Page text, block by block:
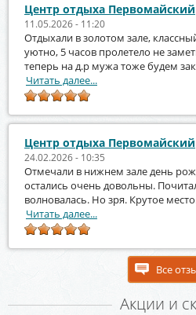
Центр отдыха Первомайский
11.05.2026 - 11:20
Отдыхали в золотом зале,
уютно, 5 часов пролетело не
теперь на д.р мужа тоже будем
Читать далее...
Центр отдыха Первомайский
24.02.2026 - 10:35
Отмечали в нижнем зале день
остались очень довольны.
волновалась. Но зря. Крутое
Читать далее...
Все
Акции и